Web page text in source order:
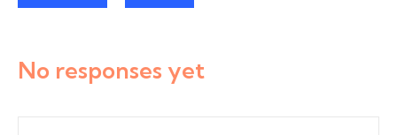
No responses yet